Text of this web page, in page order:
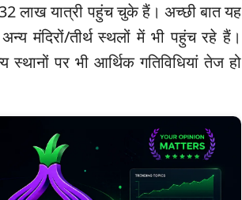
लाख यात्री पहुंच चुके हैं। अच्छी बात यह
मंदिरों/तीर्थ स्थलों में भी पहुंच रहे हैं।
स्थानों पर भी आर्थिक गतिविधियां तेज हो